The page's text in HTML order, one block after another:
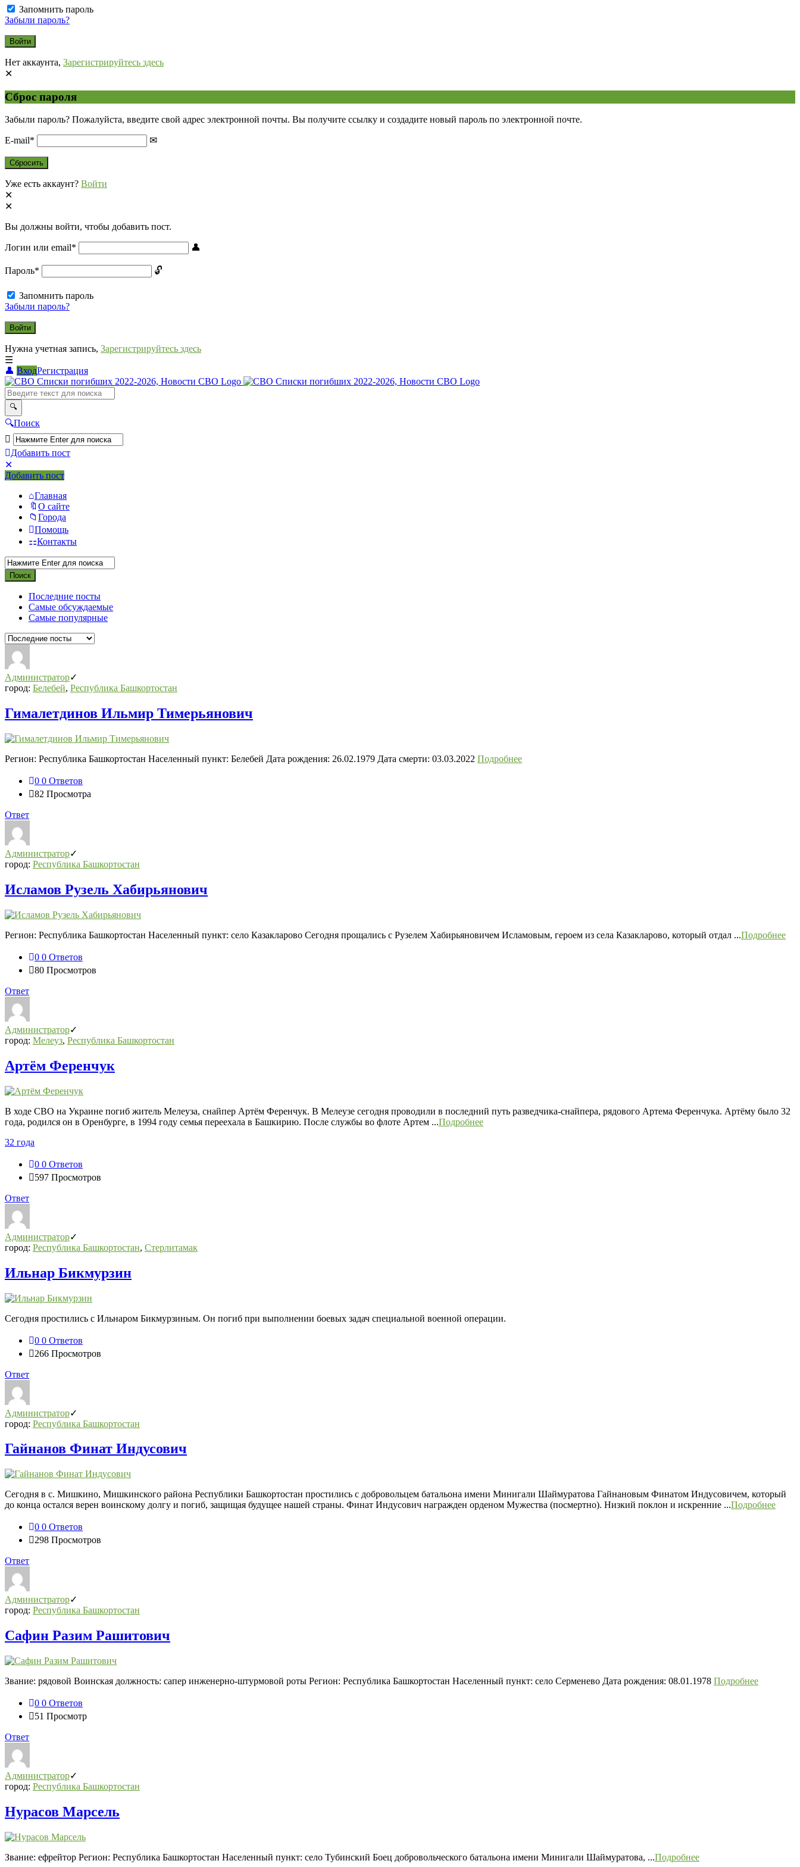
Запомнить пароль
Забыли пароль?
Нет аккаунта, Зарегистрируйтесь здесь
Сброс пароля
Забыли пароль? Пожалуйста, введите свой адрес электронной почты. Вы получите ссылку и создадите новый пароль по электронной почте.
E-mail*
Уже есть аккаунт? Войти
Вы должны войти, чтобы добавить пост.
Логин или email*
Пароль*
Запомнить пароль
Забыли пароль?
Нужна учетная запись, Зарегистрируйтесь здесь
ВходРегистрация
СВО
Списки
погибших
2022-
2026,
Новости
СВО
Поиск
Добавить пост
Мобильное
меню
Добавить пост
Главная
О сайте
Города
Помощь
Контакты
Последние посты
Самые обсуждаемые
Самые популярные
Администратор
город: Белебей, Республика Башкортостан
Гималетдинов Ильмир Тимерьянович
Регион: Республика Башкортостан Населенный пункт: Белебей Дата рождения: 26.02.1979 Дата смерти: 03.03.2022 Подробнее
0 0 Ответов
82 Просмотра
Ответ
Администратор
город: Республика Башкортостан
Исламов Рузель Хабирьянович
Регион: Республика Башкортостан Населенный пункт: село Казакларово Сегодня прощались с Рузелем Хабирьяновичем Исламовым, героем из села Казакларово, который отдал ...Подробнее
0 0 Ответов
80 Просмотров
Ответ
Администратор
город: Мелеуз, Республика Башкортостан
Артём Ференчук
В ходе СВО на Украине погиб житель Мелеуза, снайпер Артём Ференчук. В Мелеузе сегодня проводили в последний путь разведчика-снайпера, рядового Артема Ференчука. Артёму было 32
года, родился он в Оренбурге, в 1994 году семья переехала в Башкирию. После службы во флоте Артем ...Подробнее
32 года
0 0 Ответов
597 Просмотров
Ответ
Администратор
город: Республика Башкортостан, Стерлитамак
Ильнар Бикмурзин
Сегодня простились с Ильнаром Бикмурзиным. Он погиб при выполнении боевых задач специальной военной операции.
0 0 Ответов
266 Просмотров
Ответ
Администратор
город: Республика Башкортостан
Гайнанов Финат Индусович
Сегодня в с. Мишкино, Мишкинского района Республики Башкортостан простились с добровольцем батальона имени Минигали Шаймуратова Гайнановым Финатом Индусовичем, который
до конца остался верен воинскому долгу и погиб, защищая будущее нашей страны. Финат Индусович награжден орденом Мужества (посмертно). Низкий поклон и искренние ...Подробнее
0 0 Ответов
298 Просмотров
Ответ
Администратор
город: Республика Башкортостан
Сафин Разим Рашитович
Звание: рядовой Воинская должность: сапер инженерно-штурмовой роты Регион: Республика Башкортостан Населенный пункт: село Серменево Дата рождения: 08.01.1978 Подробнее
0 0 Ответов
51 Просмотр
Ответ
Администратор
город: Республика Башкортостан
Нурасов Марсель
Звание: ефрейтор Регион: Республика Башкортостан Населенный пункт: село Тубинский Боец добровольческого батальона имени Минигали Шаймуратова, ...Подробнее